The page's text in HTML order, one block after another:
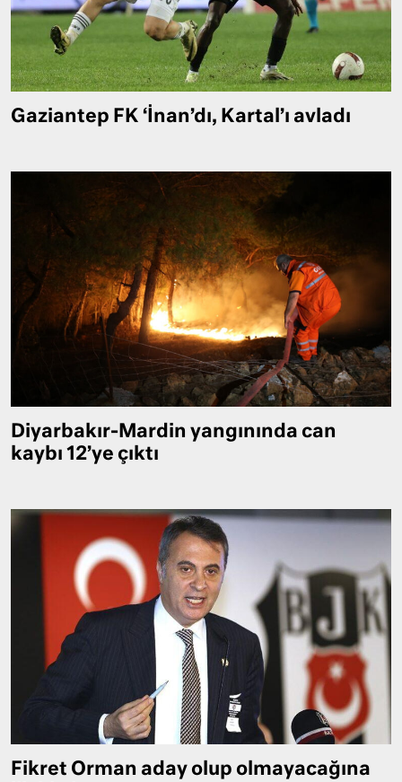
Gaziantep FK ‘İnan’dı, Kartal’ı avladı
Diyarbakır-Mardin yangınında can
kaybı 12’ye çıktı
Fikret Orman aday olup olmayacağına